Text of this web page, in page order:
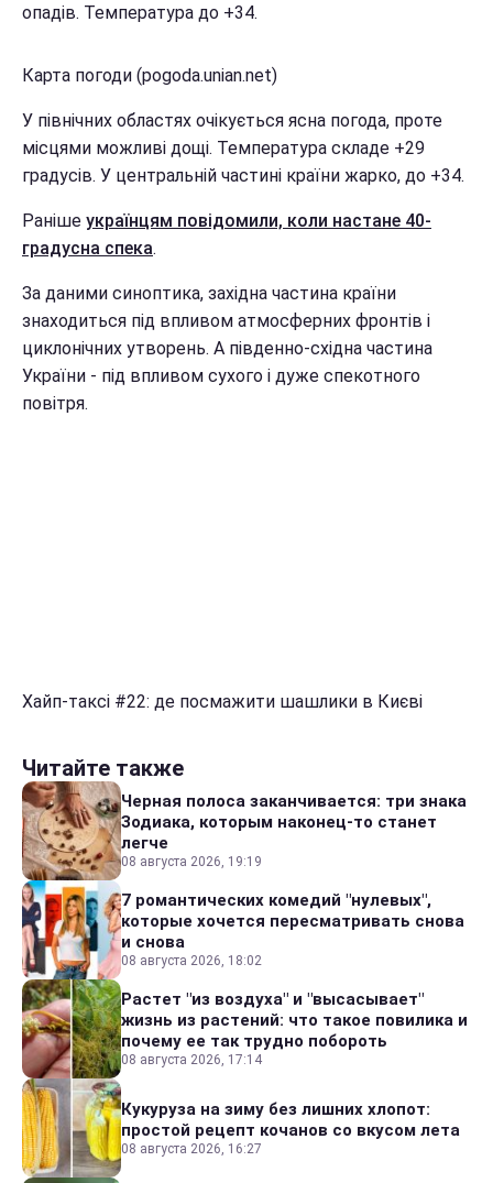
опадів. Температура до +34.
Карта погоди (pogoda.unian.net)
У північних областях очікується ясна погода, проте
місцями можливі дощі. Температура складе +29
градусів. У центральній частині країни жарко, до +34.
Раніше українцям повідомили, коли настане 40-
градусна спека.
За даними синоптика, західна частина країни
знаходиться під впливом атмосферних фронтів і
циклонічних утворень. А південно-східна частина
України - під впливом сухого і дуже спекотного
повітря.
Хайп-таксі #22: де посмажити шашлики в Києві
Читайте также
Черная полоса заканчивается: три знака
Зодиака, которым наконец-то станет
легче
08 августа 2026, 19:19
7 романтических комедий "нулевых",
которые хочется пересматривать снова
и снова
08 августа 2026, 18:02
Растет "из воздуха" и "высасывает"
жизнь из растений: что такое повилика и
почему ее так трудно побороть
08 августа 2026, 17:14
Кукуруза на зиму без лишних хлопот:
простой рецепт кочанов со вкусом лета
08 августа 2026, 16:27